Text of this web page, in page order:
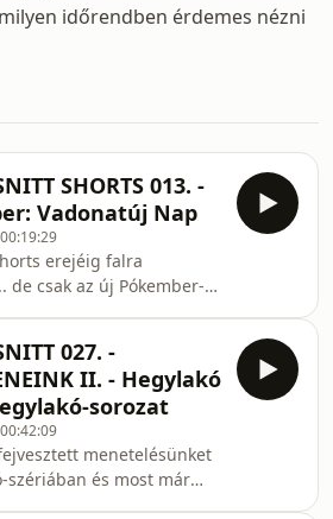
időrendben érdemes nézni
SHORTS 013. -
Vadonatúj Nap
00:19:29
erejéig falra
de csak az új Pókember-
nak, abban nem
egyet.Akik a szót
a hálót szövik: Oblath
Tamás
027. -
II. - Hegylakó
sorozat
00:42:09
menetelésünket
szériában és most már